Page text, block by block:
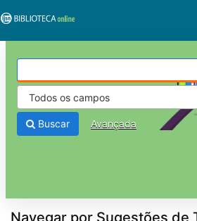
VuFind
Buscar Avançada
Navegar por Sugestões de